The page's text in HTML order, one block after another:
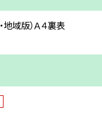
地域版）Ａ４裏表